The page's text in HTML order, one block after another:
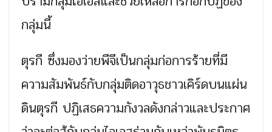
กลุ่มนี้
ตุรกี ซึ่งมองว่ายพีจีเป็นกลุ่มก่อการร้ายที่มี
ความสัมพันธ์กับกลุ่มติดอาวุธชาวเคิร์ดบนแผ่น
ดินตุรกี ปฏิเสธความกังวลดังกล่าวและประกาศ